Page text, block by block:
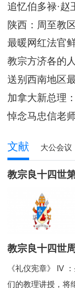
追忆伯多禄·赵
生
陕西：周至教
仰与文化传承之
最暖网红法官
教宗方济各的
送别西南地区
加拿大新总理
担任
悼念马忠信老
文献 大公会议
文告 其它
教宗良十四世
教宗良十四世
《礼仪宪章》 IV
们的教理讲授，将